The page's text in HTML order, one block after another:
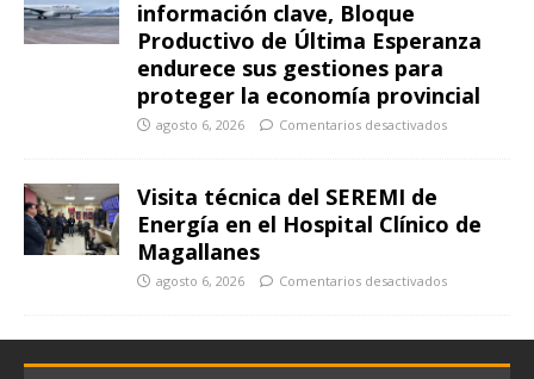
información clave, Bloque
Productivo de Última Esperanza
endurece sus gestiones para
proteger la economía provincial
agosto 6, 2026 Comentarios desactivados
Visita técnica del SEREMI de
Energía en el Hospital Clínico de
Magallanes
agosto 6, 2026 Comentarios desactivados